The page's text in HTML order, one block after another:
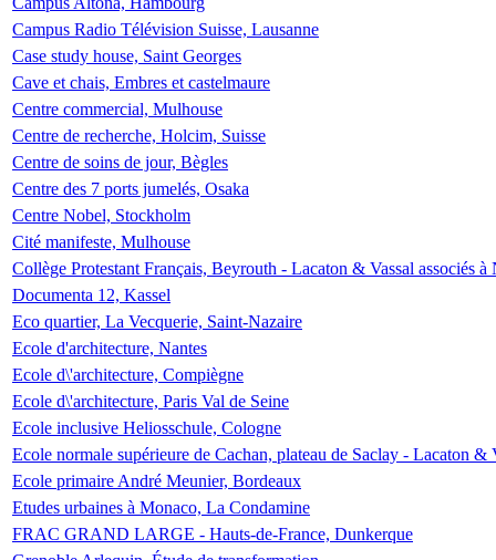
Campus Radio Télévision Suisse, Lausanne
Case study house, Saint Georges
Cave et chais, Embres et castelmaure
Centre commercial, Mulhouse
Centre de recherche, Holcim, Suisse
Centre de soins de jour, Bègles
Centre des 7 ports jumelés, Osaka
Centre Nobel, Stockholm
Cité manifeste, Mulhouse
Collège Protestant Français, Beyrouth - Lacaton & Vassal associés
Documenta 12, Kassel
Eco quartier, La Vecquerie, Saint-Nazaire
Ecole d'architecture, Nantes
Ecole d\'architecture, Compiègne
Ecole d\'architecture, Paris Val de Seine
Ecole inclusive Heliosschule, Cologne
Ecole normale supérieure de Cachan, plateau de Saclay - Lacaton &
Ecole primaire André Meunier, Bordeaux
Etudes urbaines à Monaco, La Condamine
FRAC GRAND LARGE - Hauts-de-France, Dunkerque